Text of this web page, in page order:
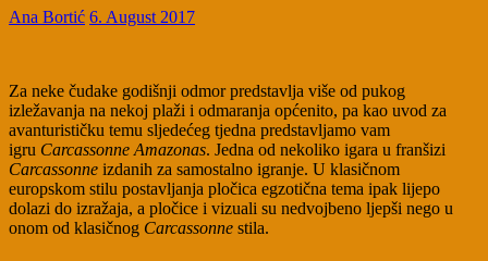
Ana Bortić 6. August 2017
Za neke čudake godišnji odmor predstavlja više od pukog
izležavanja na nekoj plaži i odmaranja općenito, pa kao uvod za
avanturističku temu sljedećeg tjedna predstavljamo vam
igru Carcassonne Amazonas. Jedna od nekoliko igara u franšizi
Carcassonne izdanih za samostalno igranje. U klasičnom
europskom stilu postavljanja pločica egzotična tema ipak lijepo
dolazi do izražaja, a pločice i vizuali su nedvojbeno ljepši nego u
onom od klasičnog Carcassonne stila.